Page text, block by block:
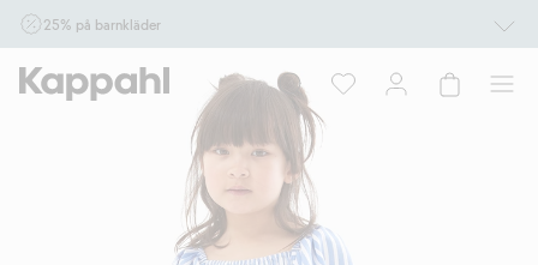
25% på barnkläder
10.00. Ej Newbie. Gäller för dig som är eller blir medlem. Kan ej kombineras med
andra rabatter eller erbjudanden.
Shoppa nu